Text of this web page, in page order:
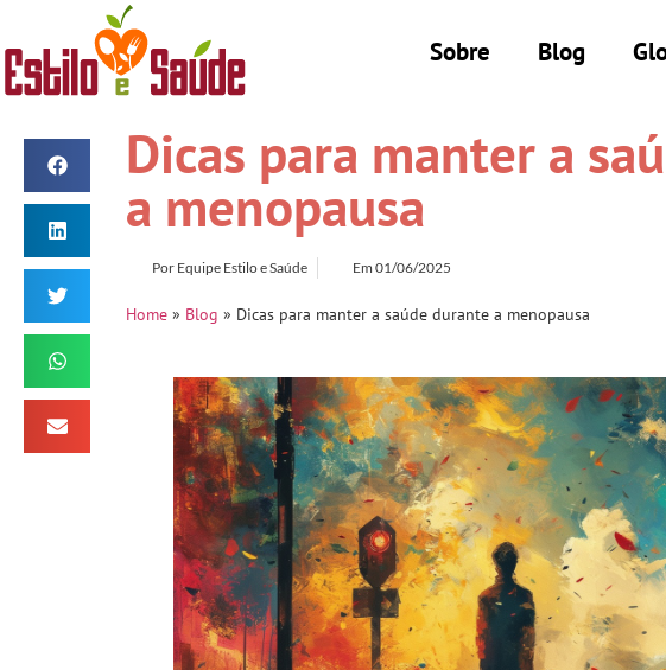
Sobre Blog
Dicas para manter a
a menopausa
Por Equipe Estilo e Saúde Em 01/06/2025
Home » Blog » Dicas para manter a saúde durante a menopausa